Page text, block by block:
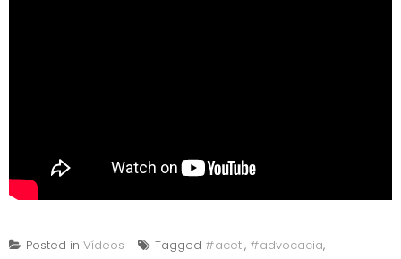
Posted in Vídeos Tagged #aceti, #advocacia,